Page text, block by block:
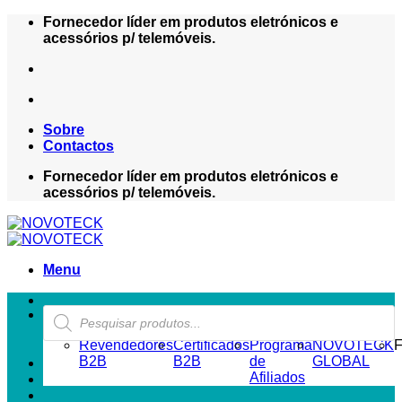
Skip
Fornecedor líder em produtos eletrónicos e
acessórios p/ telemóveis.
Sobre
Contactos
Fornecedor líder em produtos eletrónicos e
acessórios p/ telemóveis.
Menu
Products
search
ZONA REVENDEDOR-B2B
Revendedores
B2B
Certificados
B2B
Programa
de
Afiliados
NOVOTECK
GLOBAL